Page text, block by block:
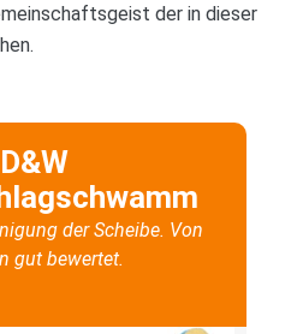
der in dieser
D&W
der Scheibe. Von
gut bewertet.